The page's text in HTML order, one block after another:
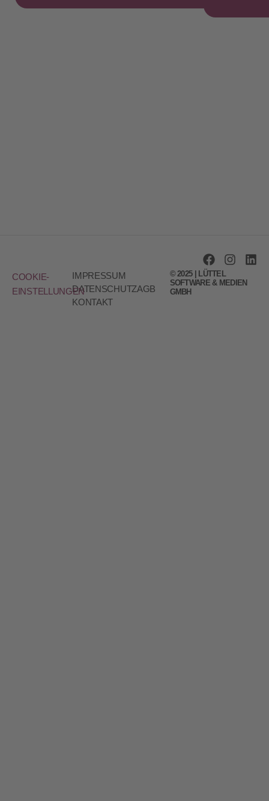
© 2025 | LÜTTEL
SOFTWARE & MEDIEN
GMBH
IMPRESSUM
DATENSCHUTZAGB
KONTAKT
COOKIE-
EINSTELLUNGEN